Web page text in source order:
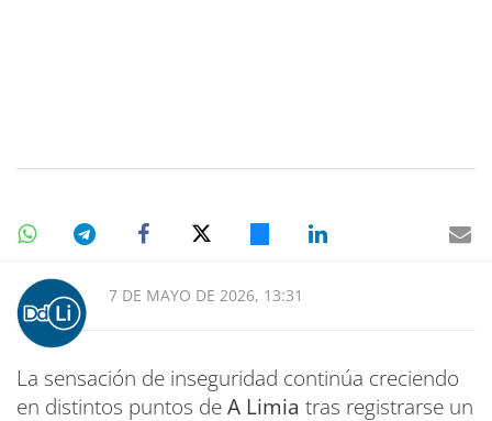
7 DE MAYO DE 2026, 13:31
La sensación de inseguridad continúa creciendo
en distintos puntos deA Limia tras registrarse un